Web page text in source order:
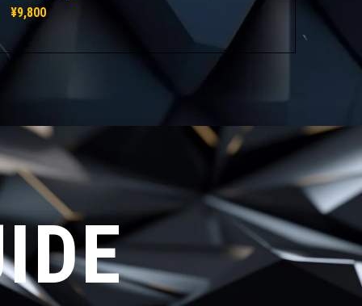
¥9,800